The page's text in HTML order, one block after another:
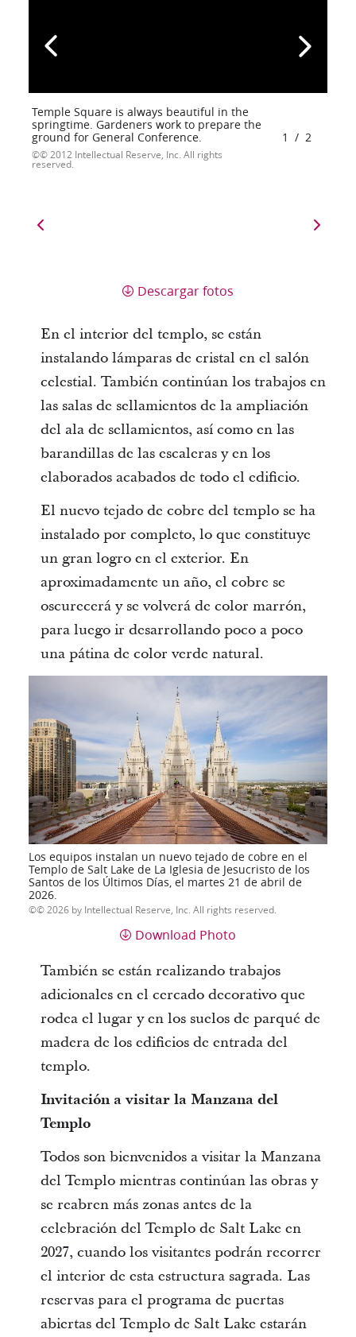
Temple Square is always beautiful in the
springtime. Gardeners work to prepare the
ground for General Conference.
© 2012 Intellectual Reserve, Inc. All rights
reserved.
1 / 2
Descargar fotos
En el interior del templo, se están
instalando lámparas de cristal en el salón
celestial. También continúan los trabajos en
las salas de sellamientos de la ampliación
del ala de sellamientos, así como en las
barandillas de las escaleras y en los
elaborados acabados de todo el edificio.
El nuevo tejado de cobre del templo se ha
instalado por completo, lo que constituye
un gran logro en el exterior. En
aproximadamente un año, el cobre se
oscurecerá y se volverá de color marrón,
para luego ir desarrollando poco a poco
una pátina de color verde natural.
Los equipos instalan un nuevo tejado de cobre en el
Templo de Salt Lake de La Iglesia de Jesucristo de los
Santos de los Últimos Días, el martes 21 de abril de
2026.
© 2026 by Intellectual Reserve, Inc. All rights reserved.
Download Photo
También se están realizando trabajos
adicionales en el cercado decorativo que
rodea el lugar y en los suelos de parqué de
madera de los edificios de entrada del
templo.
Invitación a visitar la Manzana del
Templo
Todos son bienvenidos a visitar la Manzana
del Templo mientras continúan las obras y
se reabren más zonas antes de la
celebración del Templo de Salt Lake en
2027, cuando los visitantes podrán recorrer
el interior de esta estructura sagrada. Las
reservas para el programa de puertas
abiertas del Templo de Salt Lake estarán